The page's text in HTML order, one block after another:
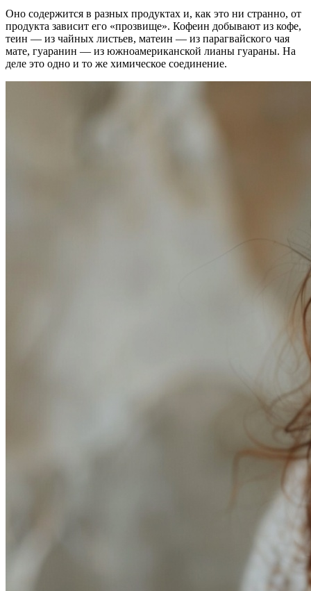
Оно содержится в разных продуктах и, как это ни странно, от
продукта зависит его «прозвище». Кофеин добывают из кофе,
теин — из чайных листьев, матеин — из парагвайского чая
мате, гуаранин — из южноамериканской лианы гуараны. На
деле это одно и то же химическое соединение.